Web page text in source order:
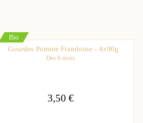
Bio
Gourdes Pomme Framboise - 4x90g
Dès 6 mois
3,50 €